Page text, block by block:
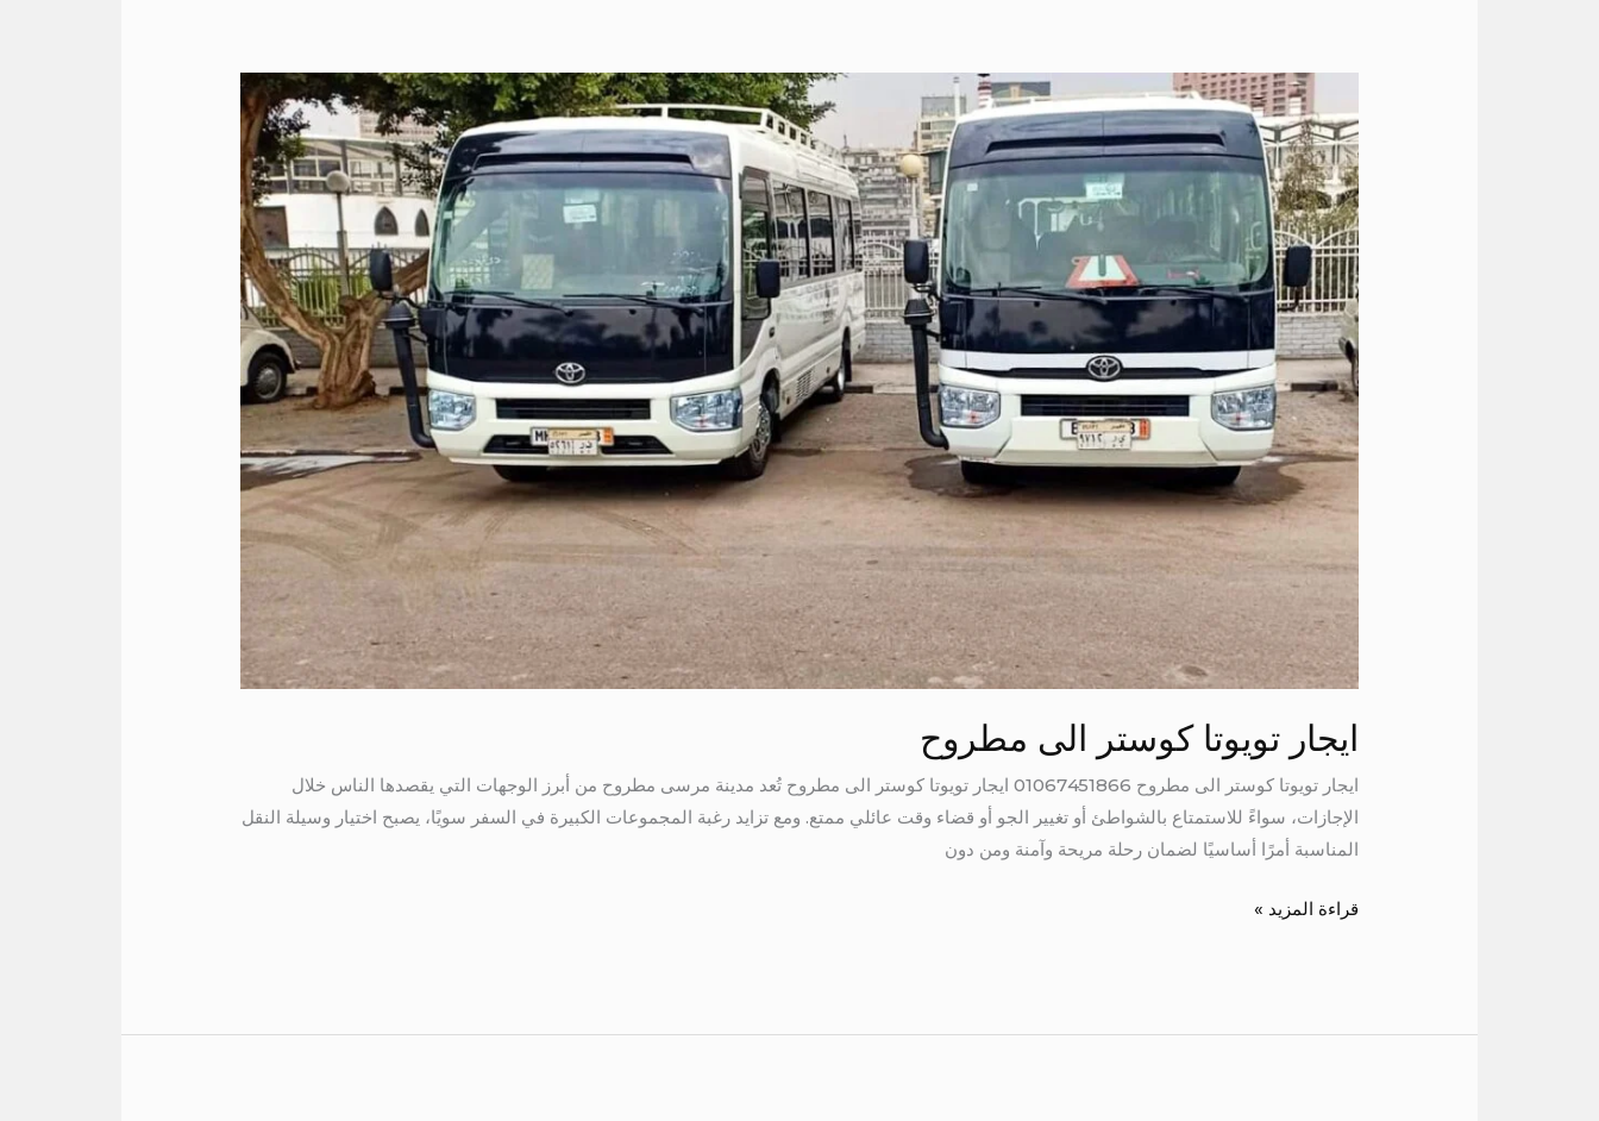
ايجار تويوتا كوستر الى مطروح
ايجار تويوتا كوستر الى مطروح 01067451866 ايجار تويوتا كوستر الى مطروح تُعد مدينة مرسى مطروح من أبرز الوجهات التي يقصدها الناس خلال
الإجازات، سواءً للاستمتاع بالشواطئ أو تغيير الجو أو قضاء وقت عائلي ممتع. ومع تزايد رغبة المجموعات الكبيرة في السفر سويًا، يصبح اختيار وسيلة النقل
المناسبة أمرًا أساسيًا لضمان رحلة مريحة وآمنة ومن دون
تويوتا
كوستر
الى
مطروح
قراءة المزيد »